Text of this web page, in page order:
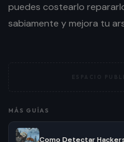
puedes costearlo
sabiamente y mejora tu
ESPACIO
MÁS GUÍAS